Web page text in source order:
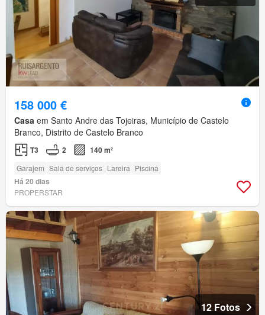
158 000 €
Casa em Santo Andre das Tojeiras, Município de Castelo
Branco, Distrito de Castelo Branco
T3 2 140 m²
Garajem Sala de serviços Lareira Piscina
Há 20 dias
PROPERSTAR
12 Fotos